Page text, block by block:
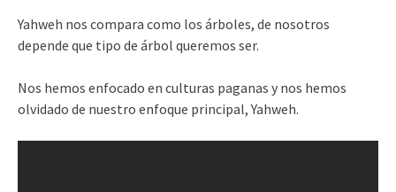
Yahweh nos compara como los árboles, de nosotros
depende que tipo de árbol queremos ser.
Nos hemos enfocado en culturas paganas y nos hemos
olvidado de nuestro enfoque principal, Yahweh.